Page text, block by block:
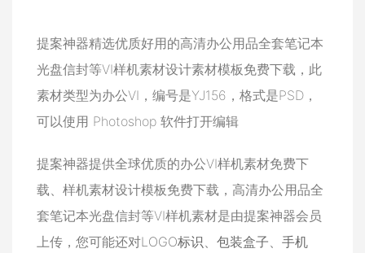
提案神器精选优质好用的高清办公用品全套笔记本
光盘信封等VI样机素材设计素材模板免费下载，此
素材类型为办公VI，编号是YJ156，格式是PSD，
可以使用 Photoshop 软件打开编辑
提案神器提供全球优质的办公VI样机素材免费下
载、样机素材设计模板免费下载，高清办公用品全
套笔记本光盘信封等VI样机素材是由提案神器会员
上传，您可能还对LOGO标识 包装盒子
手机